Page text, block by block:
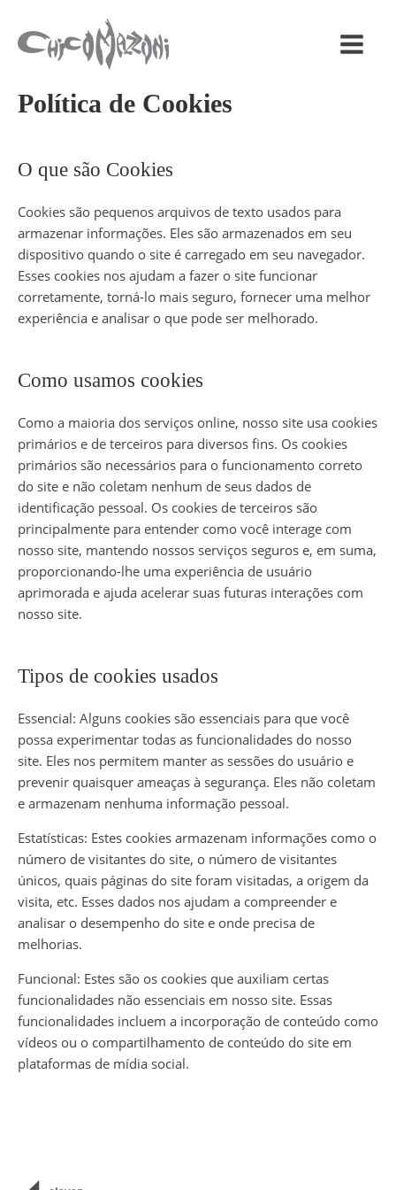
Política de Cookies
O que são Cookies
Cookies são pequenos arquivos de texto usados para
armazenar informações. Eles são armazenados em seu
dispositivo quando o site é carregado em seu navegador.
Esses cookies nos ajudam a fazer o site funcionar
corretamente, torná-lo mais seguro, fornecer uma melhor
experiência e analisar o que pode ser melhorado.
Como usamos cookies
Como a maioria dos serviços online, nosso site usa cookies
primários e de terceiros para diversos fins. Os cookies
primários são necessários para o funcionamento correto
do site e não coletam nenhum de seus dados de
identificação pessoal. Os cookies de terceiros são
principalmente para entender como você interage com
nosso site, mantendo nossos serviços seguros e, em suma,
proporcionando-lhe uma experiência de usuário
aprimorada e ajuda acelerar suas futuras interações com
nosso site.
Tipos de cookies usados
Essencial: Alguns cookies são essenciais para que você
possa experimentar todas as funcionalidades do nosso
site. Eles nos permitem manter as sessões do usuário e
prevenir quaisquer ameaças à segurança. Eles não coletam
e armazenam nenhuma informação pessoal.
Estatísticas: Estes cookies armazenam informações como o
número de visitantes do site, o número de visitantes
únicos, quais páginas do site foram visitadas, a origem da
visita, etc. Esses dados nos ajudam a compreender e
analisar o desempenho do site e onde precisa de
melhorias.
Funcional: Estes são os cookies que auxiliam certas
funcionalidades não essenciais em nosso site. Essas
funcionalidades incluem a incorporação de conteúdo como
vídeos ou o compartilhamento de conteúdo do site em
plataformas de mídia social.